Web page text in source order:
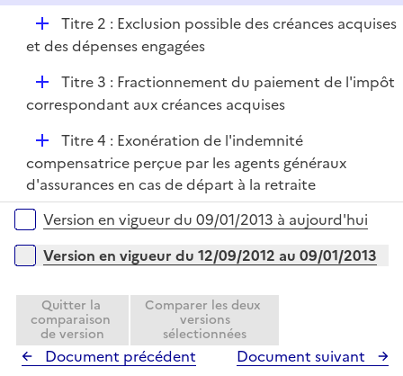
D
é
i
Titre 2 : Exclusion possible des créances acquises
et des dépenses engagées
D
é
i
e
r
Titre 3 : Fractionnement du paiement de l'impôt
correspondant aux créances acquises
D
é
p
l
i
e
r
Titre 4 : Exonération de l'indemnité
compensatrice perçue par les agents généraux
d'assurances en cas de départ à la retraite
Versions sur la période
Version en vigueur du 09/01/2013 à aujourd'hui
Version en vigueur du 12/09/2012 au 09/01/2013
Quitter la
comparaison
de version
Comparer les deux
versions
sélectionnées
Document précédent Document suivant